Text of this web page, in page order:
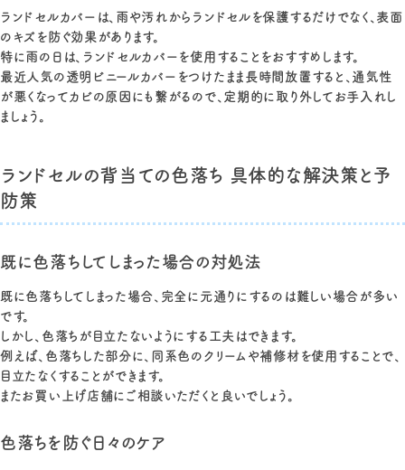
ランドセルカバーは、雨や汚れからランドセルを保護するだけでなく、表面
のキズを防ぐ効果があります。
特に雨の日は、ランドセルカバーを使用することをおすすめします。
最近人気の透明ビニールカバーをつけたまま長時間放置すると、通気性
が悪くなってカビの原因にも繋がるので、定期的に取り外してお手入れし
ましょう。
ランドセルの背当ての色落ち 具体的な解決策と予
防策
既に色落ちしてしまった場合の対処法
既に色落ちしてしまった場合、完全に元通りにするのは難しい場合が多い
です。
しかし、色落ちが目立たないようにする工夫はできます。
例えば、色落ちした部分に、同系色のクリームや補修材を使用することで、
目立たなくすることができます。
またお買い上げ店舗にご相談いただくと良いでしょう。
色落ちを防ぐ日々のケア